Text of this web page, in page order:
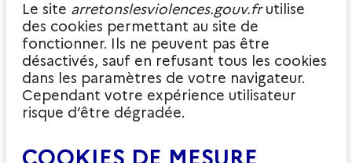
Le site arretonslesviolences.gouv.frutilise
des cookies permettant au site de
fonctionner. Ils ne peuvent pas être
désactivés, sauf en refusant tous les cookies
dans les paramètres de votre navigateur.
Cependant votre expérience utilisateur
risque d’être dégradée.